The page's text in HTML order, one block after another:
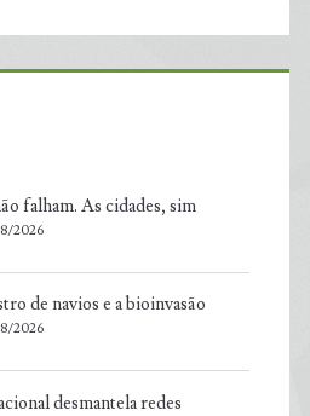
falham. As cidades, sim
2026
de navios e a bioinvasão
2026
desmantela redes